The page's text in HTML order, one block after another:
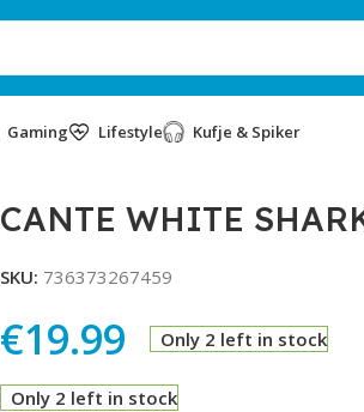
Gaming Lifestyle Kufje & Spiker
CANTE WHITE
SKU: 736373267459
€19.99 Only 2 left in stock
Only 2 left in stock